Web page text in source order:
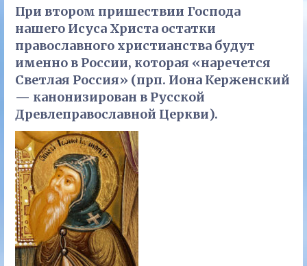
При втором пришествии Господа
нашего Исуса Христа остатки
православного христианства будут
именно в России, которая «наречется
Светлая Россия» (прп. Иона Керженский
— канонизирован в Русской
Древлеправославной Церкви).